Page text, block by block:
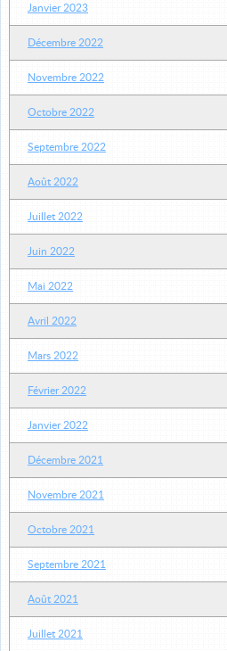
Janvier 2023
Décembre 2022
Novembre 2022
Octobre 2022
Septembre 2022
Août 2022
Juillet 2022
Juin 2022
Mai 2022
Avril 2022
Mars 2022
Février 2022
Janvier 2022
Décembre 2021
Novembre 2021
Octobre 2021
Septembre 2021
Août 2021
Juillet 2021